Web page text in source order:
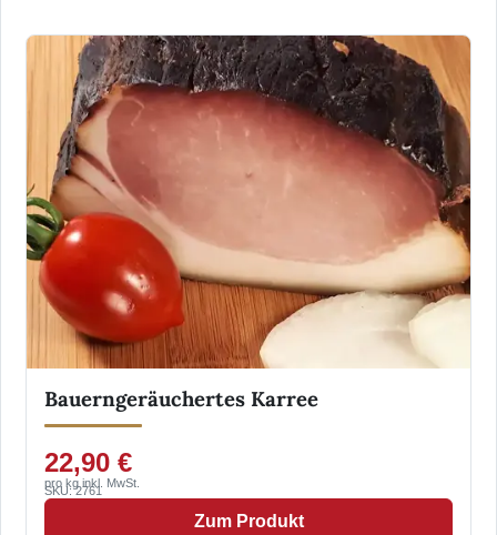
Bauerngeräuchertes Karree
22,90 €
pro kg inkl. MwSt.
SKU: 2761
Zum Produkt